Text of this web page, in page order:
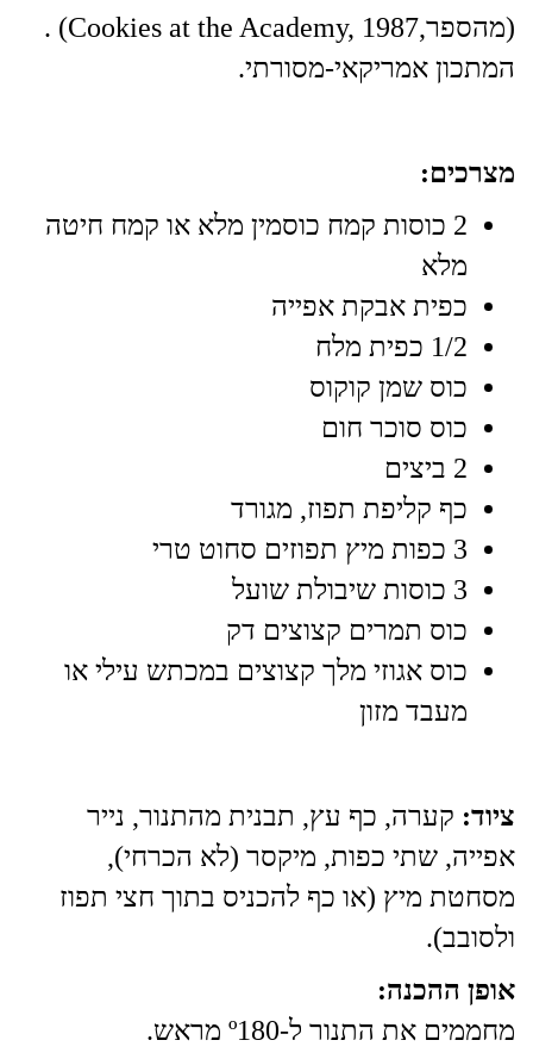
(מהספר,Cookies at the Academy, 1987) .
המתכון אמריקאי-מסורתי.
מצרכים:
2 כוסות קמח כוסמין מלא או קמח חיטה
מלא
כפית אבקת אפייה
1/2 כפית מלח
כוס שמן קוקוס
כוס סוכר חום
2 ביצים
כף קליפת תפוז, מגורד
3 כפות מיץ תפוזים סחוט טרי
3 כוסות שיבולת שועל
כוס תמרים קצוצים דק
כוס אגוזי מלך קצוצים במכתש עילי או
מעבד מזון
ציוד: קערה, כף עץ, תבנית מהתנור, נייר
אפייה, שתי כפות, מיקסר (לא הכרחי),
מסחטת מיץ (או כף להכניס בתוך חצי תפוז
ולסובב).
אופן ההכנה:
מחממים את התנור ל-º180 מראש.